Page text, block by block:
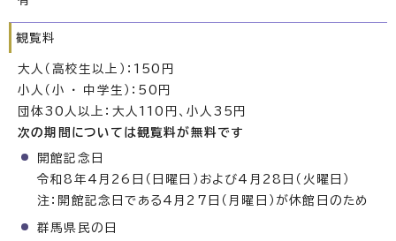
観覧料
大人（高校生以上）：150円
小人（小 ・ 中学生）：50円
団体30人以上：大人110円、小人35円
次の期間については観覧料が無料です
開館記念日
令和8年4月26日（日曜日）および4月28日（火曜日）
注：開館記念日である4月27日（月曜日）が休館日のため
群馬県民の日